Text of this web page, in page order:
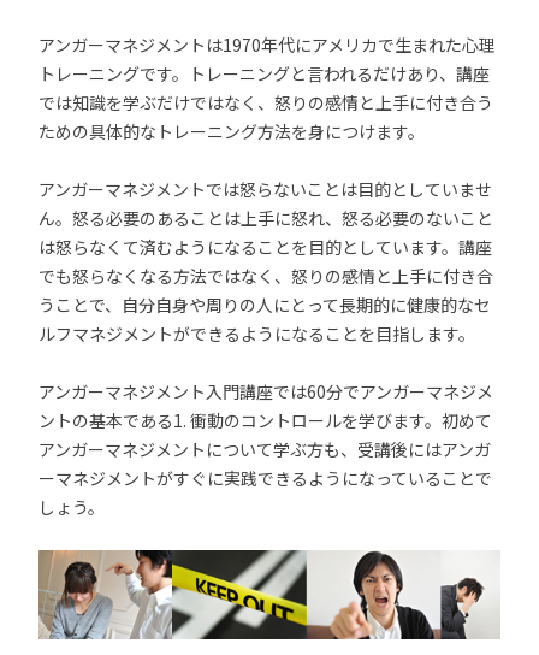
アンガーマネジメントは1970年代にアメリカで生まれた心理
トレーニングです。トレーニングと言われるだけあり、講座
では知識を学ぶだけではなく、怒りの感情と上手に付き合う
ための具体的なトレーニング方法を身につけます。
アンガーマネジメントでは怒らないことは目的としていませ
ん。怒る必要のあることは上手に怒れ、怒る必要のないこと
は怒らなくて済むようになることを目的としています。講座
でも怒らなくなる方法ではなく、怒りの感情と上手に付き合
うことで、自分自身や周りの人にとって長期的に健康的なセ
ルフマネジメントができるようになることを目指します。
アンガーマネジメント入門講座では60分でアンガーマネジメ
ントの基本である1. 衝動のコントロールを学びます。初めて
アンガーマネジメントについて学ぶ方も、受講後にはアンガ
ーマネジメントがすぐに実践できるようになっていることで
しょう。